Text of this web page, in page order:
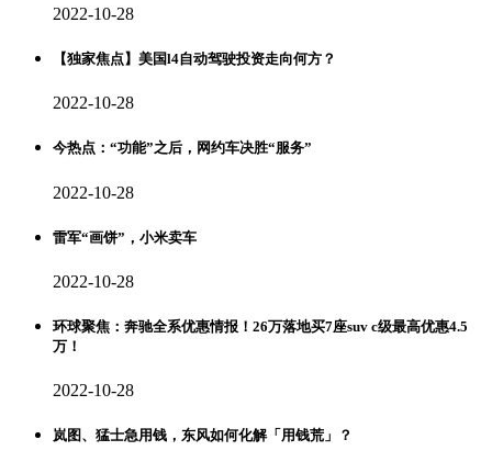
2022-10-28
【独家焦点】美国l4自动驾驶投资走向何方？
2022-10-28
今热点：“功能”之后，网约车决胜“服务”
2022-10-28
雷军“画饼”，小米卖车
2022-10-28
环球聚焦：奔驰全系优惠情报！26万落地买7座suv c级最高优惠4.5
万！
2022-10-28
岚图、猛士急用钱，东风如何化解「用钱荒」？